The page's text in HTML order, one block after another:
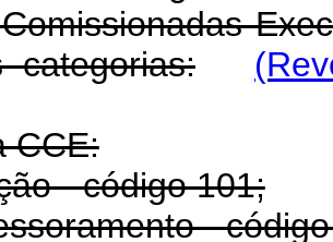
categorias:
CCE:
- código 101;
-